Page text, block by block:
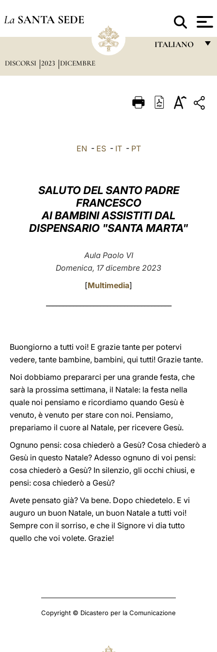
La SANTA SEDE
ITALIANO
ITALIANO
العربيّة
中文
LATINE
DISCORSI 2023 DICEMBRE
EN - ES- IT- PT
SALUTO DEL SANTO PADRE
FRANCESCO
AI BAMBINI ASSISTITI DAL
DISPENSARIO "SANTA MARTA"
Aula Paolo VI
Domenica, 17 dicembre 2023
[Multimedia]
Buongiorno a tutti voi! E grazie tante per potervi
vedere, tante bambine, bambini, qui tutti! Grazie tante.
Noi dobbiamo prepararci per una grande festa, che
sarà la prossima settimana, il Natale: la festa nella
quale noi pensiamo e ricordiamo quando Gesù è
venuto, è venuto per stare con noi. Pensiamo,
prepariamo il cuore al Natale, per ricevere Gesù.
Ognuno pensi: cosa chiederò a Gesù? Cosa chiederò a
Gesù in questo Natale? Adesso ognuno di voi pensi:
cosa chiederò a Gesù? In silenzio, gli occhi chiusi, e
pensi: cosa chiederò a Gesù?
Avete pensato già? Va bene. Dopo chiedetelo. E vi
auguro un buon Natale, un buon Natale a tutti voi!
Sempre con il sorriso, e che il Signore vi dia tutto
quello che voi volete. Grazie!
Copyright © Dicastero per la Comunicazione